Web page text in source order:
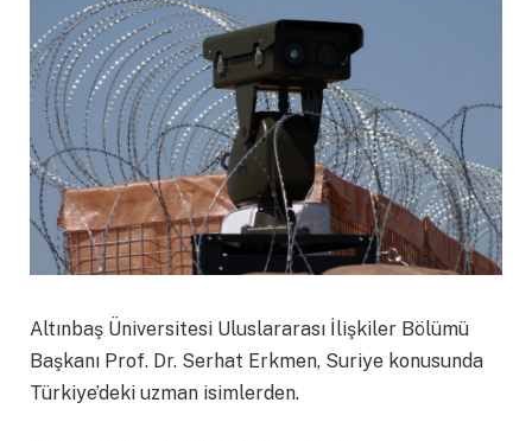
Altınbaş Üniversitesi Uluslararası İlişkiler Bölümü
Başkanı Prof. Dr. Serhat Erkmen, Suriye konusunda
Türkiye’deki uzman isimlerden.